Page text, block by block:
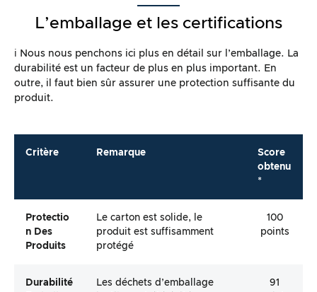
L’emballage et les certifications
ℹ️ Nous nous penchons ici plus en détail sur l’emballage. La
durabilité est un facteur de plus en plus important. En
outre, il faut bien sûr assurer une protection suffisante du
produit.
Critère Remarque
Score
obtenu
*
Protectio
N Des
Produits
Le carton est solide, le
produit est suffisamment
protégé
100
points
Durabilité
Les déchets d’emballage
91